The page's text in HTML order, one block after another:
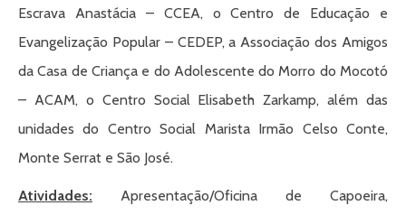
Escrava Anastácia – CCEA, o Centro de Educação e
Evangelização Popular – CEDEP, a Associação dos Amigos
da Casa de Criança e do Adolescente do Morro do Mocotó
– ACAM, o Centro Social Elisabeth Zarkamp, além das
unidades do Centro Social Marista Irmão Celso Conte,
Monte Serrat e São José.
Atividades: Apresentação/Oficina de Capoeira,